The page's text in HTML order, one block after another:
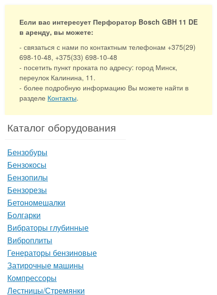
Каталог оборудования
Бензобуры
Бензокосы
Бензопилы
Бензорезы
Бетономешалки
Болгарки
Вибраторы глубинные
Виброплиты
Генераторы бензиновые
Затирочные машины
Компрессоры
Лестницы/Стремянки
Если вас интересует Перфоратор Bosch GBH 11 DE
в аренду, вы можете:
- связаться с нами по контактным телефонам +375(29)
698-10-48, +375(33) 698-10-48
- посетить пункт проката по адресу: город Минск,
переулок Калинина, 11.
- более подробную информацию Вы можете найти в
разделе Контакты.